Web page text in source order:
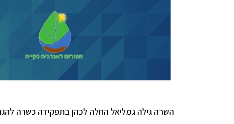
השרה גילה גמליאל החלה לכהן בתפקידה כשרה